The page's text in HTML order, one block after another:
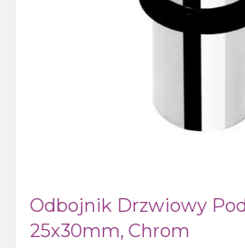
Odbojnik Drzwiowy
25x30mm, Chrom